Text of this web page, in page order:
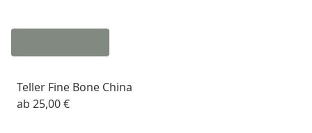
Teller Fine Bone China
ab 25,00 €